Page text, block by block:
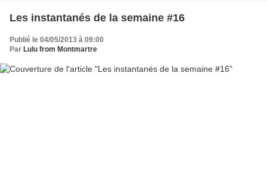
Les instantanés de la semaine #16
Publié le 04/05/2013 à 09:00
Par Lulu from Montmartre